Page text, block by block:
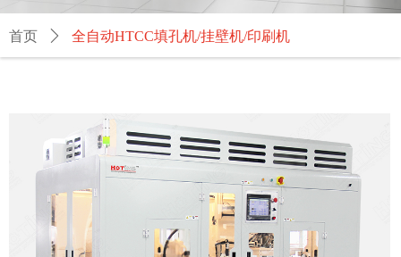
首页 ꄲ 全自动HTCC填孔机/挂壁机/印刷机